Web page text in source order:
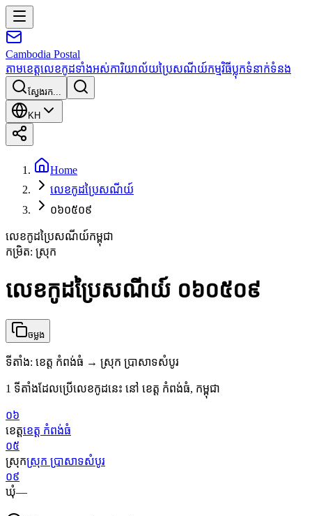
Cambodia Postal
តាមខេត្តលេខកូដទាំងអស់ការិយាល័យប្រៃសណីយ៍កម្មវិធីប្លុកទំនាក់ទំនង
ស្វែងរក...
KH
Home
លេខកូដប្រៃសណីយ៍
០៦០៥០៩
លេខកូដប្រៃសណីយ៍កម្ពុជា
កម្រិត: ស្រុក
លេខកូដប្រៃសណីយ៍ ០៦០៥០៩
ចម្លង
ទីតាំង: ខេត្ត កំពង់ធំ → ស្រុក ប្រាសាទសំបូរ
1 ទីតាំងដែលប្រើលេខកូដនេះ នៅ ខេត្ត កំពង់ធំ, កម្ពុជា
០៦
ខេត្តខេត្ត កំពង់ធំ
០៥
ស្រុកស្រុក ប្រាសាទសំបូរ
០៩
ឃុំ—